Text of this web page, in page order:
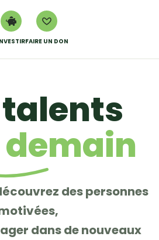
FAIRE UN DON
talents
des personnes
dans de nouveaux